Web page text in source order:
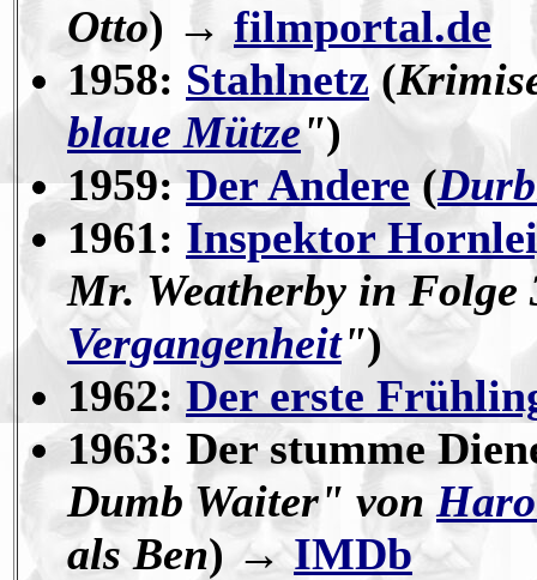
Otto) → filmportal.de
1958: Stahlnetz(
blaue Mütze")
1959:Der Andere(
1961: Inspektor
Mr. Weatherby in Folge
Vergangenheit")
1962: Der erste
1963: Der stumme
Dumb Waiter" von
als Ben) →IMDb